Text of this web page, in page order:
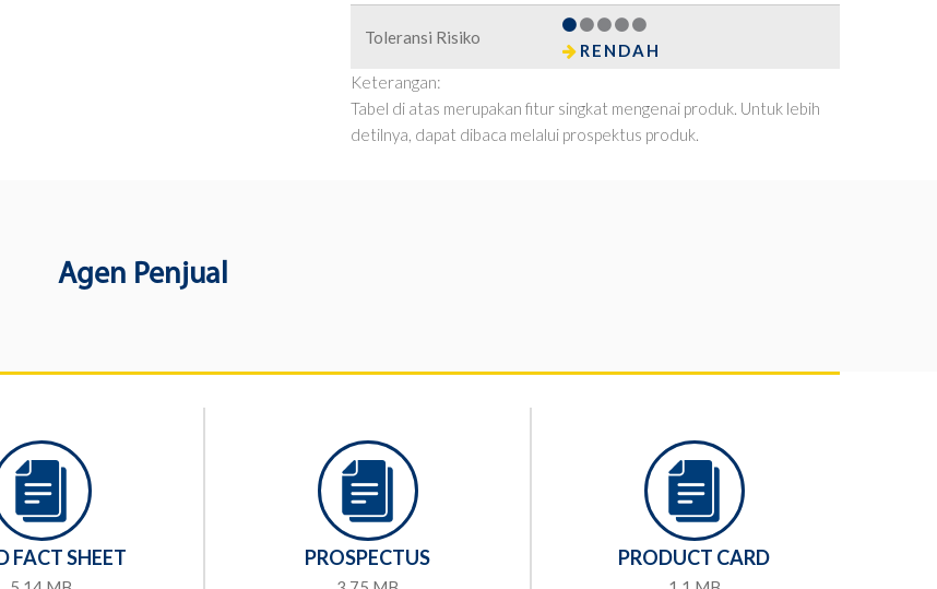
Toleransi Risiko
RENDAH
Keterangan:
Tabel di atas merupakan fitur singkat mengenai produk. Untuk lebih
detilnya, dapat dibaca melalui prospektus produk.
Agen Penjual
FACT SHEET PROSPECTUS PRODUCT CARD